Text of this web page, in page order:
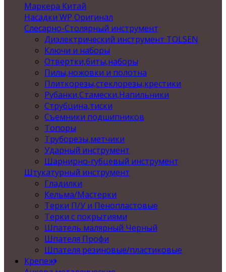
Маркера Китай
Насадки WP Оригинал
Слесарно-Столярный инструмент
Диэлектрический инструмент TOLSEN
Ключи и наборы
Отвертки,биты,наборы
Пилы,ножовки и полотна
Плиткорезы,стеклорезы,крестики
Рубанки,Стамески,Напильники
Струбцина,тиски
Съемники подшипников
Топоры
Труборезы,метчики
Ударный инструмент
Шарнирно-губцевый инструмент
Штукатурный инструмент
Гладилки
Кельма/Мастерки
Терки П/У и Пенопластовые
Терки с покрытиями
Шпатель малярный Черный
Шпателя Профи
Шпателя резиновые/пластиковые
Крепеж